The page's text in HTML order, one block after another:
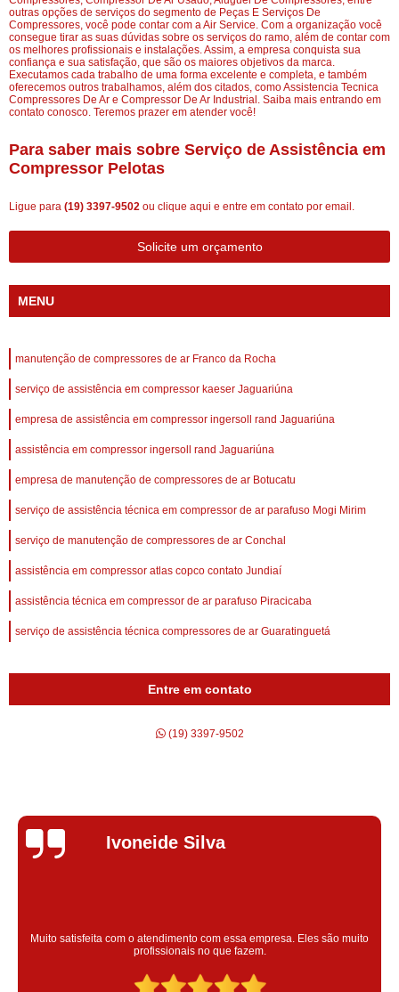
outras opções de serviços do segmento de Peças E Serviços De
Compressores, você pode contar com a Air Service. Com a organização você
consegue tirar as suas dúvidas sobre os serviços do ramo, além de contar com
os melhores profissionais e instalações. Assim, a empresa conquista sua
confiança e sua satisfação, que são os maiores objetivos da marca.
Executamos cada trabalho de uma forma excelente e completa, e também
oferecemos outros trabalhamos, além dos citados, como Assistencia Tecnica
Compressores De Ar e Compressor De Ar Industrial. Saiba mais entrando em
contato conosco. Teremos prazer em atender você!
Para saber mais sobre Serviço de Assistência em
Compressor Pelotas
Ligue para (19) 3397-9502 ou clique aqui e entre em contato por email.
Solicite um orçamento
MENU
manutenção de compressores de ar Franco da Rocha
serviço de assistência em compressor kaeser Jaguariúna
empresa de assistência em compressor ingersoll rand Jaguariúna
assistência em compressor ingersoll rand Jaguariúna
empresa de manutenção de compressores de ar Botucatu
serviço de assistência técnica em compressor de ar parafuso Mogi Mirim
serviço de manutenção de compressores de ar Conchal
assistência em compressor atlas copco contato Jundiaí
assistência técnica em compressor de ar parafuso Piracicaba
serviço de assistência técnica compressores de ar Guaratinguetá
Entre em contato
(19) 3397-9502
Silvana Alves
Super satisfeita com o serviço prestado, atendimento muito bom!
colaoradores educado e transparente, destaque para o colaborador
Claudinei excelente profissional!